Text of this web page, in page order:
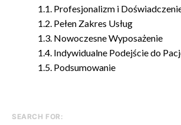
Profesjonalizm i
Pełen Zakres Usług
Nowoczesne Wyposażenie
Indywidualne Podejście do
Podsumowanie
SEARCH FOR: